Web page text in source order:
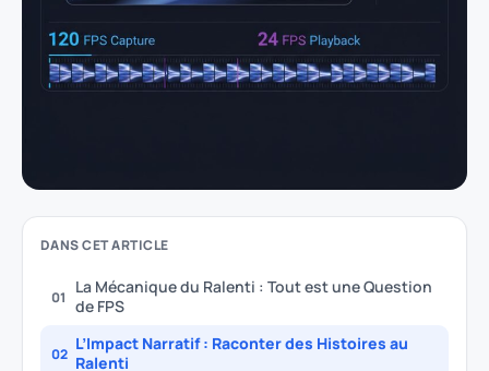
DANS CET ARTICLE
01
La Mécanique du Ralenti : Tout est une Question
de FPS
02 L’Impact Narratif : Raconter des Histoires au
Ralenti